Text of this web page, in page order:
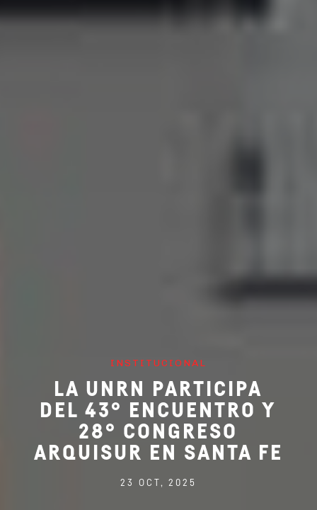
INSTITUCIONAL
LA UNRN PARTICIPA
DEL 43° ENCUENTRO Y
28° CONGRESO
ARQUISUR EN SANTA FE
23 OCT, 2025